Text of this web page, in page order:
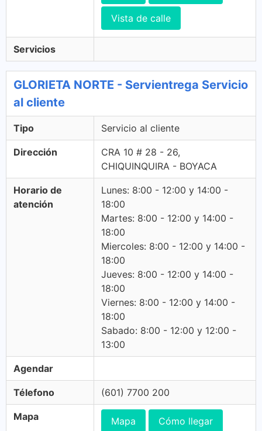
Vista de calle
Servicios
GLORIETA NORTE - Servientrega Servicio
al cliente
Tipo Servicio al cliente
Dirección
CRA 10 # 28 - 26,
CHIQUINQUIRA - BOYACA
Horario de
atención
Lunes: 8:00 - 12:00 y 14:00 -
18:00
Martes: 8:00 - 12:00 y 14:00 -
18:00
Miercoles: 8:00 - 12:00 y 14:00 -
18:00
Jueves: 8:00 - 12:00 y 14:00 -
18:00
Viernes: 8:00 - 12:00 y 14:00 -
18:00
Sabado: 8:00 - 12:00 y 12:00 -
13:00
Agendar
Télefono (601) 7700 200
Mapa Mapa Cómo llegar